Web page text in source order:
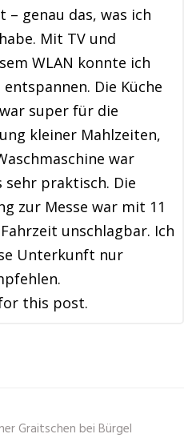
– genau das, was ich
Mit TV und
WLAN konnte ich
Die Küche
super für die
kleiner Mahlzeiten,
war
sehr praktisch. Die
zur Messe war mit 11
unschlagbar. Ich
Unterkunft nur
this post.
Graitschen bei Bürgel